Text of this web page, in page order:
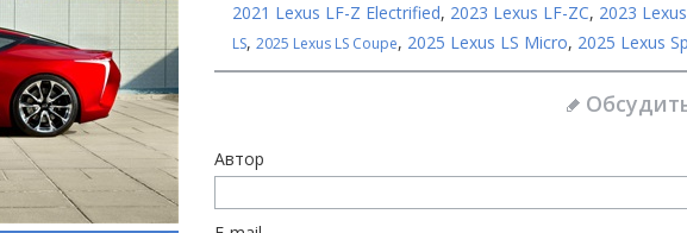
2021 Lexus LF-Z Electrified, 2023 Lexus LF-ZC, 2023
LS, 2025 Lexus LS Coupe, 2025 Lexus LS Micro, 2025 Lexus
Автор